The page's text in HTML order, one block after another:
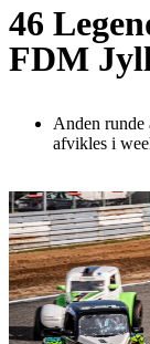
46
FDM
Anden runde
afvikles i